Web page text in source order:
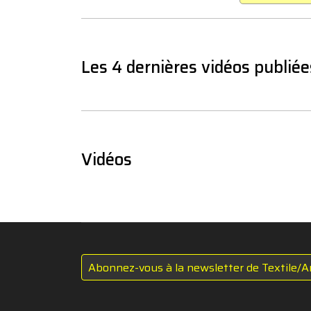
Les 4 dernières vidéos
Vidéos
Abonnez-vous à la newsletter de Textile/